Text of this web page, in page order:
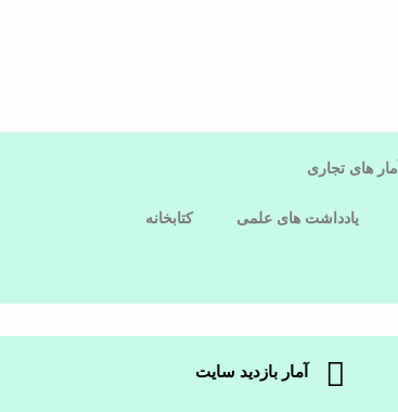
آمار های تجاری
یادداشت های علمی کتابخانه
آمار بازدید سایت